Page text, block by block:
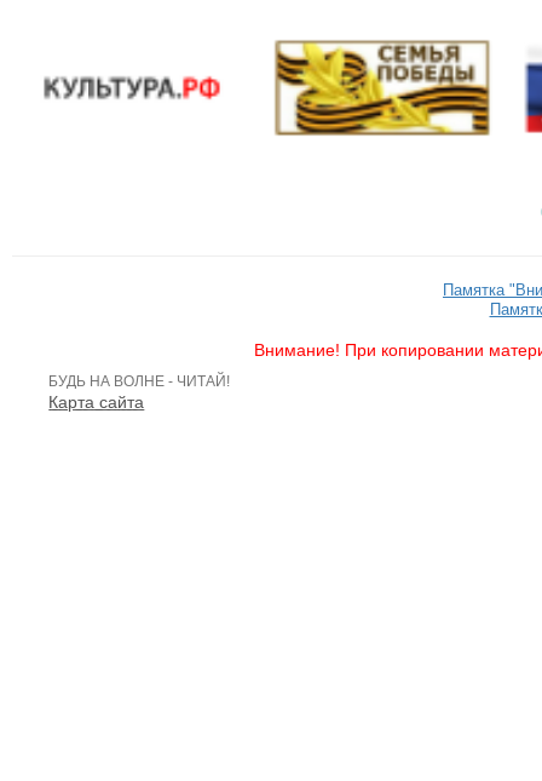
Памятка
Внимание! При копировании
БУДЬ НА ВОЛНЕ - ЧИТАЙ!
Карта сайта